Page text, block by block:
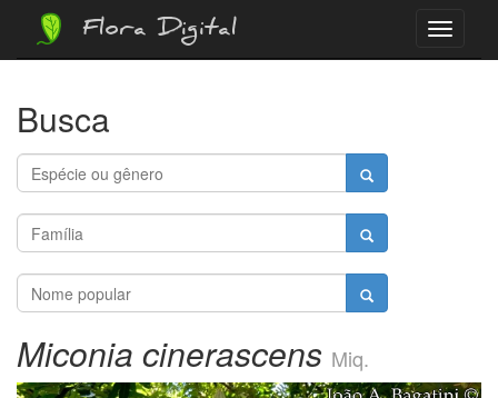
Menu
Flora Digital
Busca
Miconia cinerascens Miq.